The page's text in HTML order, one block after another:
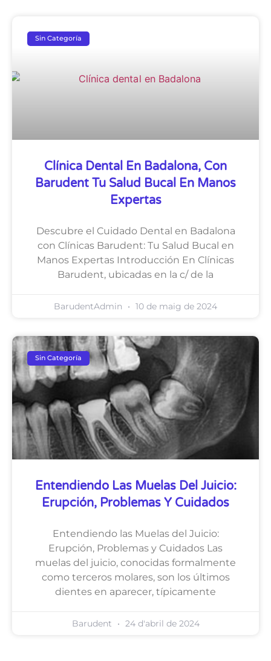
Sin Categoría
Clínica Dental En Badalona, Con
Barudent Tu Salud Bucal En Manos
Expertas
Descubre el Cuidado Dental en Badalona
con Clínicas Barudent: Tu Salud Bucal en
Manos Expertas Introducción En Clínicas
Barudent, ubicadas en la c/ de la
BarudentAdmin 10 de maig de 2024
Sin Categoría
Entendiendo Las Muelas Del Juicio:
Erupción, Problemas Y Cuidados
Entendiendo las Muelas del Juicio:
Erupción, Problemas y Cuidados Las
muelas del juicio, conocidas formalmente
como terceros molares, son los últimos
dientes en aparecer, típicamente
Barudent 24 d'abril de 2024